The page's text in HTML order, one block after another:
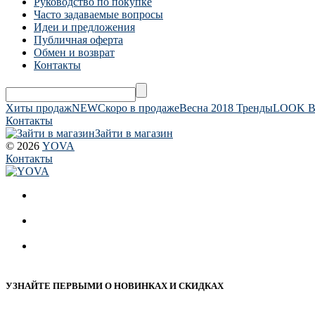
Часто задаваемые вопросы
Идеи и предложения
Публичная оферта
Обмен и возврат
Контакты
Хиты продажNEWСкоро в продажеВесна 2018 ТрендыLOOK
Контакты
Зайти в магазин
© 2026 YOVA
Контакты
УЗНАЙТЕ ПЕРВЫМИ О НОВИНКАХ И СКИДКАХ